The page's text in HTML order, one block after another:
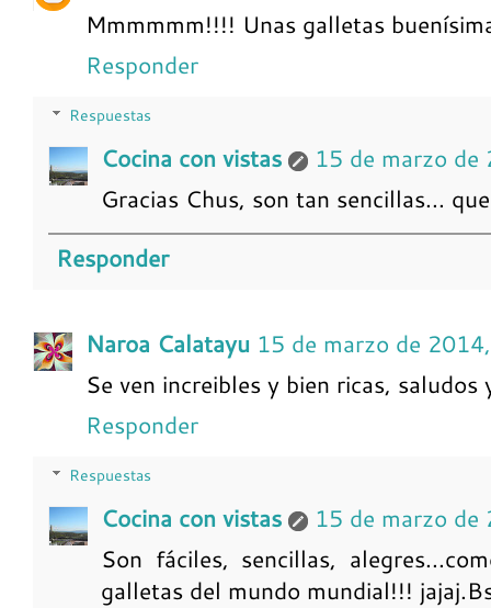
Mmmmmm!!!! Unas galletas
Responder
Respuestas
Cocina con vistas
15 de marzo
Gracias Chus, son tan sencillas...
Responder
Naroa Calatayu 15 de marzo de
Se ven increibles y bien ricas, saludos
Responder
Respuestas
Cocina con vistas
15 de marzo
Son fáciles, sencillas,
galletas del mundo mundial!!!